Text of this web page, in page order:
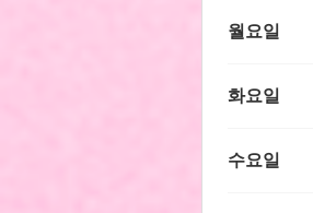
월요일
화요일
수요일